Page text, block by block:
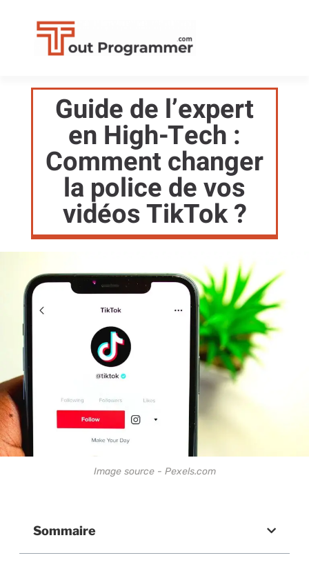
Guide de l’expert
en High-Tech :
Comment changer
la police de vos
vidéos TikTok ?
Image source - Pexels.com
Sommaire